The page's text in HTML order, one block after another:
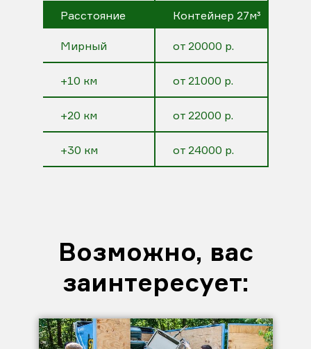
Расстояние
Мирный
+10 км
+20 км
+30 км
Контейнер 27м³
от 20000 р.
от 21000 р.
от 22000 р.
от 24000 р.
Возможно, вас
заинтересует: